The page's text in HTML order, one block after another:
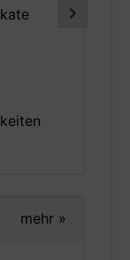
mehr »